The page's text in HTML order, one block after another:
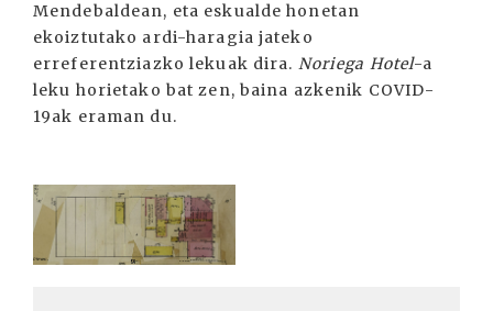
Mendebaldean, eta eskualde honetan
ekoiztutako ardi-haragia jateko
erreferentziazko lekuak dira. Noriega Hotel-a
leku horietako bat zen, baina azkenik COVID-
19ak eraman du.